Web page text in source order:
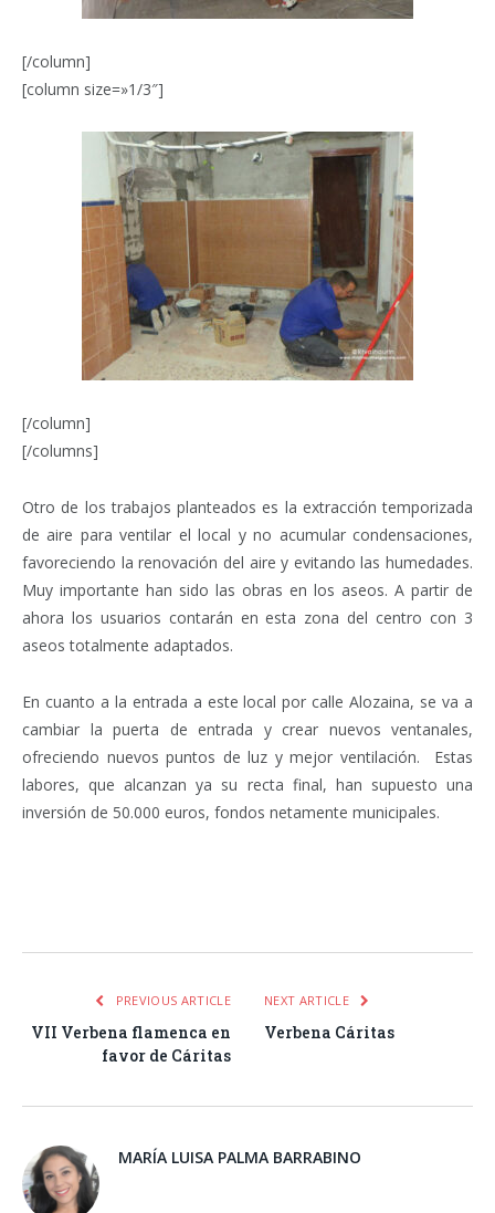
[/column]
[column size=»1/3″]
[/column]
[/columns]
Otro de los trabajos planteados es la extracción temporizada
de aire para ventilar el local y no acumular condensaciones,
favoreciendo la renovación del aire y evitando las humedades.
Muy importante han sido las obras en los aseos. A partir de
ahora los usuarios contarán en esta zona del centro con 3
aseos totalmente adaptados.
En cuanto a la entrada a este local por calle Alozaina, se va a
cambiar la puerta de entrada y crear nuevos ventanales,
ofreciendo nuevos puntos de luz y mejor ventilación. Estas
labores, que alcanzan ya su recta final, han supuesto una
inversión de 50.000 euros, fondos netamente municipales.
PREVIOUS ARTICLE
VII Verbena flamenca en
favor de Cáritas
NEXT ARTICLE
Verbena Cáritas
MARÍA LUISA PALMA BARRABINO